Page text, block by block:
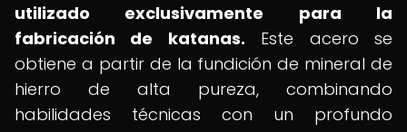
utilizado exclusivamente para la
fabricación de katanas. Este acero se
obtiene a partir de la fundición de mineral de
hierro de alta pureza, combinando
habilidades técnicas con un profundo